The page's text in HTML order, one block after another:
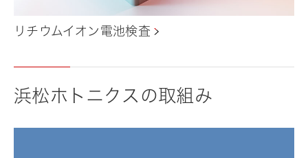
リチウムイオン電池検査
浜松ホトニクスの取組み